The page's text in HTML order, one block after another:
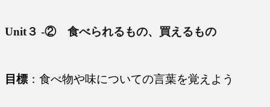
Unit３ ‐② 食べられるもの、買えるもの
目標 ：食べ物や味についての言葉を覚えよう